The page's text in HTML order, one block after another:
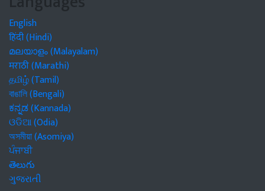
English
हिंदी (Hindi)
മലയാളം (Malayalam)
मराठी (Marathi)
தமிழ் (Tamil)
বাঙালি (Bengali)
ಕನ್ನಡ (Kannada)
ଓଡିଆ (Odia)
অসমীয়া (Asomiya)
ਪੰਜਾਬੀ
తెలుగు
ગુજરાતી